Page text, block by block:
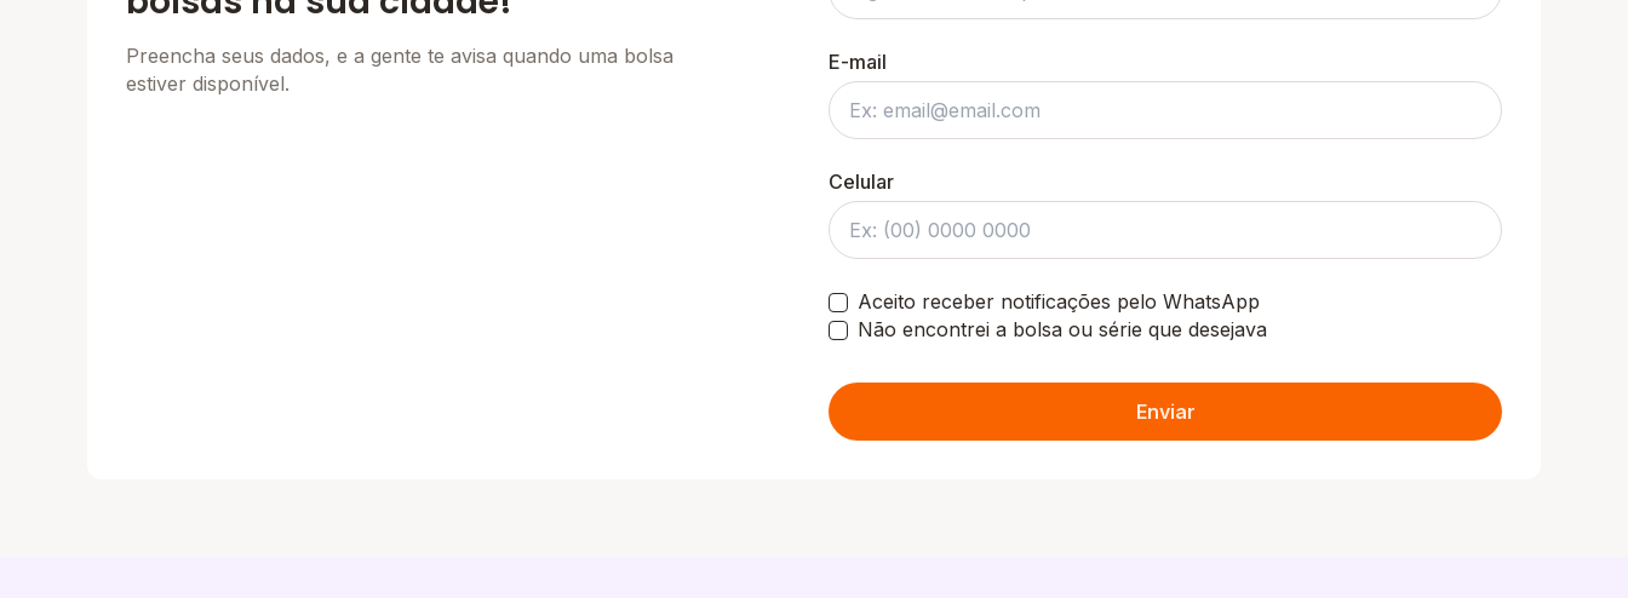
Preencha seus dados, e a gente te avisa quando uma bolsa
estiver disponível.
E-mail
Celular
Aceito receber notificações pelo WhatsApp
Não encontrei a bolsa ou série que desejava
Enviar